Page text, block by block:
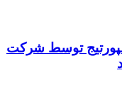
توسط شرکت